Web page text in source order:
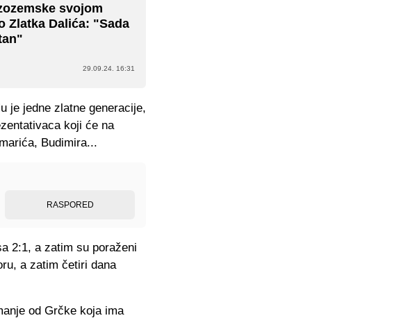
svojom
Zlatka Dalića: "Sada
29.09.24. 16:31
je jedne zlatne generacije,
koji će na
Budimira...
RASPORED
2:1, a zatim su poraženi
a zatim četiri dana
od Grčke koja ima